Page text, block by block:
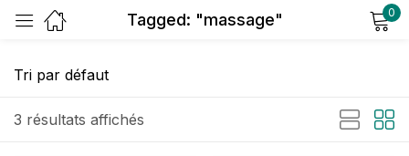
Tagged: "massage" 0
3 résultats affichés